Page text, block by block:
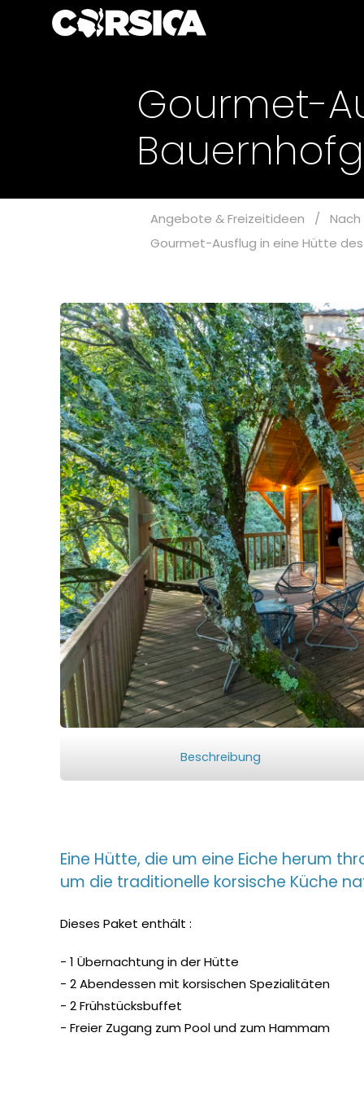
Gourmet-
Angebote & Freizeitideen /
Nach
Gourmet-Ausflug in eine Hütte
Beschreibung
Eine Hütte, die um eine Eiche herum
um die traditionelle korsische Küche
Dieses Paket enthält :
- 1 Übernachtung in der Hütte
- 2 Abendessen mit korsischen Spezialitäten
- 2 Frühstücksbuffet
- Freier Zugang zum Pool und zum Hammam